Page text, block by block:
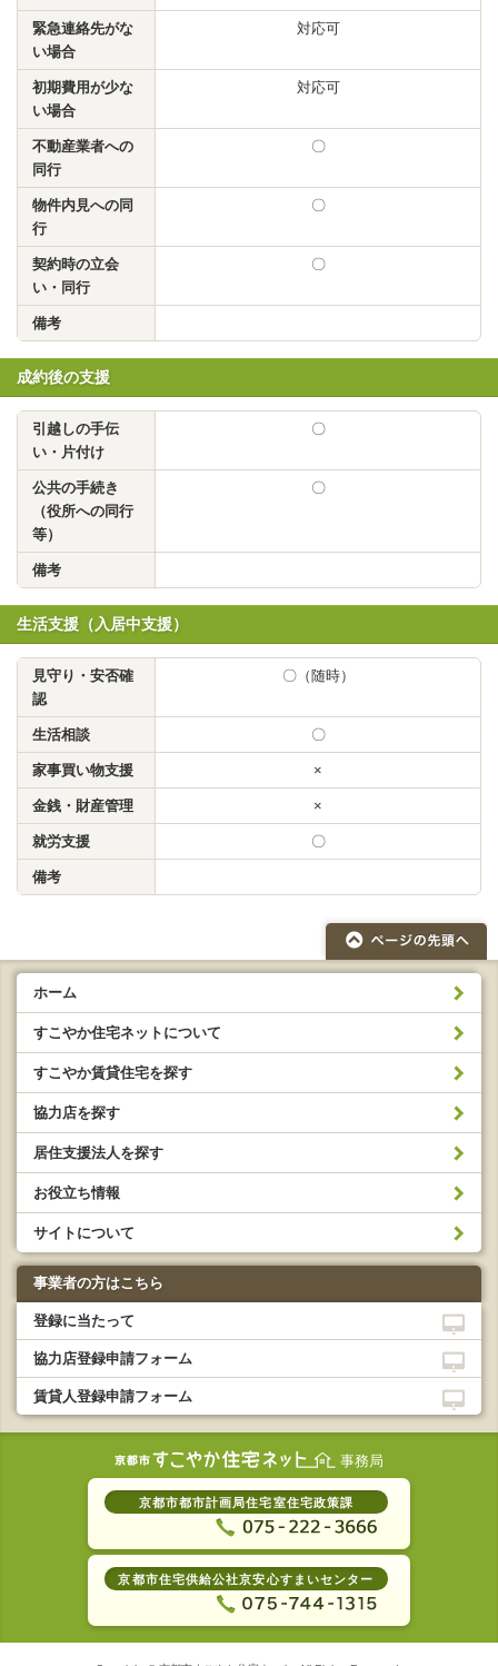
緊急連絡先がな
い場合
対応可
初期費用が少な
い場合
対応可
不動産業者への
同行
〇
物件内見への同
行
〇
契約時の立会
い・同行
〇
備考
成約後の支援
引越しの手伝
い・片付け
〇
公共の手続き
（役所への同行
等）
〇
備考
生活支援（入居中支援）
見守り・安否確
認
〇（随時）
生活相談 〇
家事買い物支援 ×
金銭・財産管理 ×
就労支援 〇
備考
ホーム
すこやか住宅ネットについて
すこやか賃貸住宅を探す
協力店を探す
居住支援法人を探す
お役立ち情報
サイトについて
事業者の方はこちら
登録に当たって
協力店登録申請フォーム
賃貸人登録申請フォーム
事務局
京都市都市計画局住宅室住宅政策課
京都市住宅供給公社京安心すまいセンター